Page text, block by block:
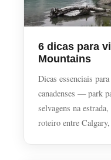
6 dicas para
Mountains
Dicas essenciais
canadenses — park
selvagens na
roteiro entre